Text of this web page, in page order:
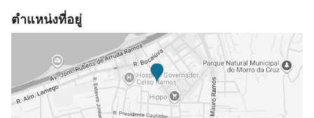
ตำแหน่งที่อยู่